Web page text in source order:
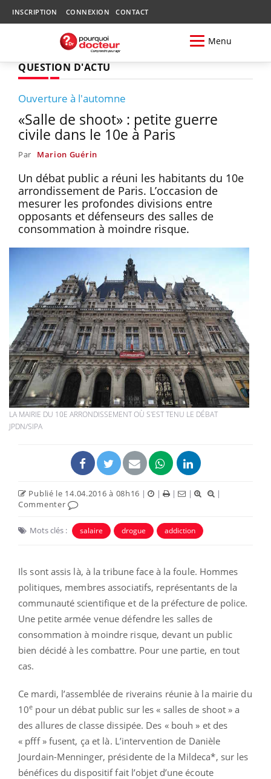
INSCRIPTION CONNEXION CONTACT
Menu
QUESTION D'ACTU
Ouverture à l'automne
«Salle de shoot» : petite guerre
civile dans le 10e à Paris
Par Marion Guérin
Un débat public a réuni les habitants du 10e
arrondissement de Paris. L’occasion de
mesurer les profondes divisions entre
opposants et défenseurs des salles de
consommation à moindre risque.
LA MAIRIE DU 10E ARRONDISSEMENT OÙ S'EST TENU LE DÉBAT
JPDN/SIPA
Publié le 14.04.2016 à 08h16 | | | |
|
Commenter
Mots clés : salaire drogue addiction
Ils sont assis là, à la tribune face à la foule. Hommes
politiques, membres associatifs, représentants de la
communauté scientifique et de la préfecture de police.
Une petite armée venue défendre les salles de
consommation à moindre risque, devant un public
bien décidé à les combattre. Pour une partie, en tout
cas.
Ce mardi, l’assemblée de riverains réunie à la mairie du
10e pour un débat public sur les « salles de shoot » a
des allures de classe dissipée. Des « bouh » et des
« pfff » fusent, ça et là. L’intervention de Danièle
Jourdain-Menninger, présidente de la Mildeca*, sur les
bénéfices du dispositif fait l’objet d’une écoute